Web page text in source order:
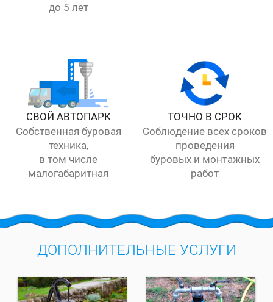
до 5 лет
СВОЙ АВТОПАРК
Собственная буровая
техника,
в том числе
малогабаритная
ТОЧНО В СРОК
Соблюдение всех сроков
проведения
буровых и монтажных
работ
ДОПОЛНИТЕЛЬНЫЕ УСЛУГИ